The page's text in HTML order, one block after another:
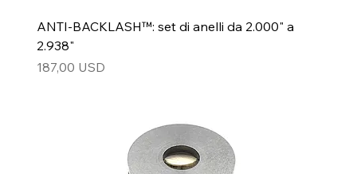
ANTI-BACKLASH™: set di anelli da 2.000" a
2.938"
Prezzo
187,00 USD